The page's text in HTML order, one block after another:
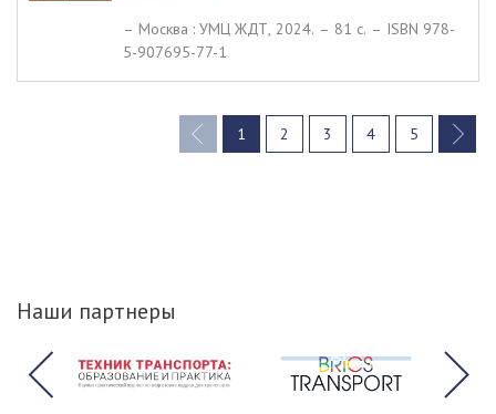
– Москва : УМЦ ЖДТ, 2024. – 81 c. – ISBN 978-
5-907695-77-1
1(current)
2 3 4 5
Наши партнеры